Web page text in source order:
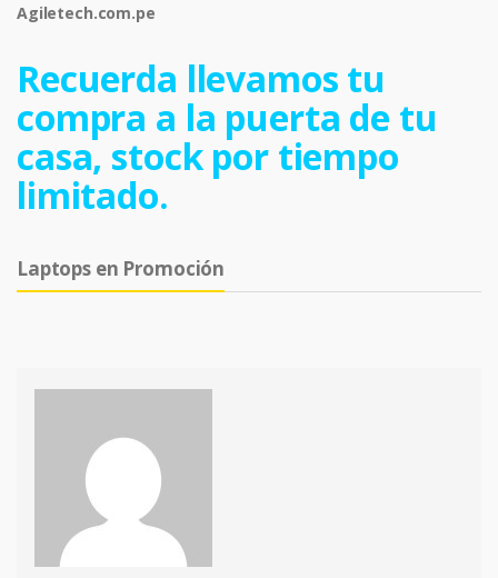
Agiletech.com.pe
Recuerda llevamos tu
compra a la puerta de tu
casa, stock por tiempo
limitado.
Laptops en Promoción